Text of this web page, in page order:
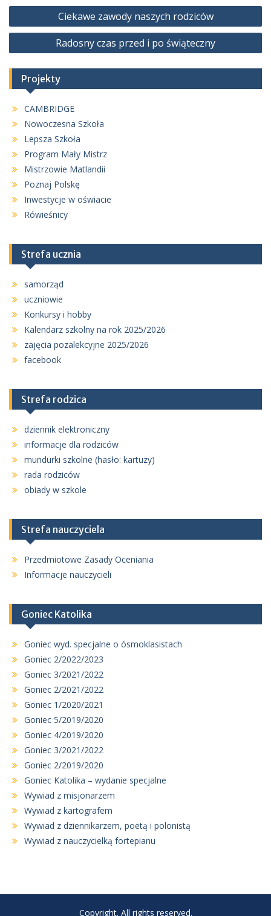
Nawigacja
wpisu
Ciekawe zawody naszych rodziców
Radosny czas przed i po świąteczny
Projekty
CAMBRIDGE
Nowoczesna Szkoła
Lepsza Szkoła
Program Mały Mistrz
Mistrzowie Matlandii
Poznaj Polskę
Inwestycje w oświacie
Rówieśnicy
Strefa ucznia
samorząd
uczniowie
Konkursy i hobby
Kalendarz szkolny na rok 2025/2026
zajęcia pozalekcyjne 2025/2026
facebook
Strefa rodzica
dziennik elektroniczny
informacje dla rodziców
mundurki szkolne (hasło: kartuzy)
rada rodziców
obiady w szkole
Strefa nauczyciela
Przedmiotowe Zasady Oceniania
Informacje nauczycieli
Goniec Katolika
Goniec wyd. specjalne o ósmoklasistach
Goniec 2/2022/2023
Goniec 3/2021/2022
Goniec 2/2021/2022
Goniec 1/2020/2021
Goniec 5/2019/2020
Goniec 4/2019/2020
Goniec 3/2021/2022
Goniec 2/2019/2020
Goniec Katolika – wydanie specjalne
Wywiad z misjonarzem
Wywiad z kartografem
Wywiad z dziennikarzem, poetą i polonistą
Wywiad z nauczycielką fortepianu
Copyright. All rights reserved.